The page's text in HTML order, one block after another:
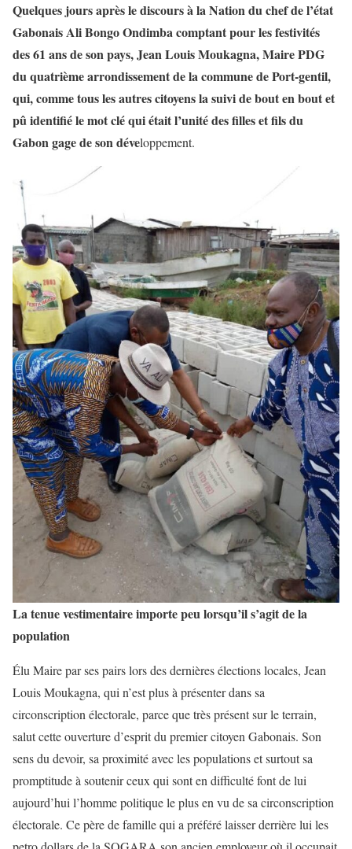
Quelques jours après le discours à la Nation du chef de l’état
Gabonais Ali Bongo Ondimba comptant pour les festivités
des 61 ans de son pays, Jean Louis Moukagna, Maire PDG
du quatrième arrondissement de la commune de Port-gentil,
qui, comme tous les autres citoyens la suivi de bout en bout et
pû identifié le mot clé qui était l’unité des filles et fils du
Gabon gage de son développement.
La tenue vestimentaire importe peu lorsqu’il s’agit de la
population
Élu Maire par ses pairs lors des dernières élections locales, Jean
Louis Moukagna, qui n’est plus à présenter dans sa
circonscription électorale, parce que très présent sur le terrain,
salut cette ouverture d’esprit du premier citoyen Gabonais. Son
sens du devoir, sa proximité avec les populations et surtout sa
promptitude à soutenir ceux qui sont en difficulté font de lui
aujourd’hui l’homme politique le plus en vu de sa circonscription
électorale. Ce père de famille qui a préféré laisser derrière lui les